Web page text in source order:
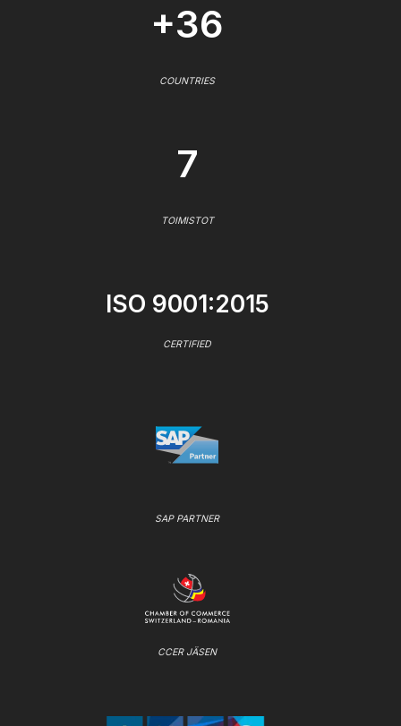
+36
COUNTRIES
7
TOIMISTOT
ISO 9001:2015
CERTIFIED
SAP PARTNER
CCER JÄSEN